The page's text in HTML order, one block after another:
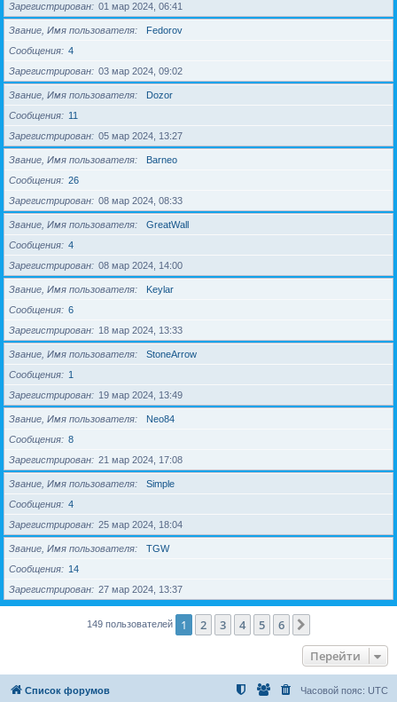
Зарегистрирован
01 мар 2024, 06:41
Звание, Имя пользователя
Fedorov
Сообщения
4
Зарегистрирован
03 мар 2024, 09:02
Звание, Имя пользователя
Dozor
Сообщения
11
Зарегистрирован
05 мар 2024, 13:27
Звание, Имя пользователя
Barneo
Сообщения
26
Зарегистрирован
08 мар 2024, 08:33
Звание, Имя пользователя
GreatWall
Сообщения
4
Зарегистрирован
08 мар 2024, 14:00
Звание, Имя пользователя
Keylar
Сообщения
6
Зарегистрирован
18 мар 2024, 13:33
Звание, Имя пользователя
StoneArrow
Сообщения
1
Зарегистрирован
19 мар 2024, 13:49
Звание, Имя пользователя
Neo84
Сообщения
8
Зарегистрирован
21 мар 2024, 17:08
Звание, Имя пользователя
Simple
Сообщения
4
Зарегистрирован
25 мар 2024, 18:04
Звание, Имя пользователя
TGW
Сообщения
14
Зарегистрирован
27 мар 2024, 13:37
149 пользователей 1 2 3 4 5 6
Перейти
Список форумов Часовой пояс: UTC